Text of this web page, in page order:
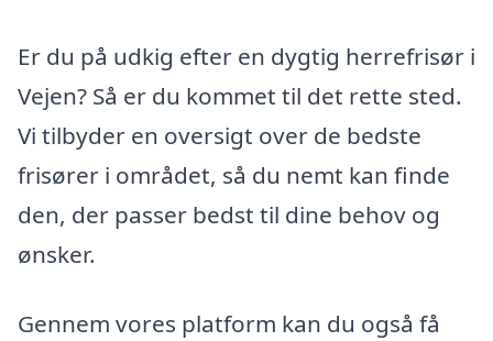
Er du på udkig efter en dygtig herrefrisør i
Vejen? Så er du kommet til det rette sted.
Vi tilbyder en oversigt over de bedste
frisører i området, så du nemt kan finde
den, der passer bedst til dine behov og
ønsker.
Gennem vores platform kan du også få